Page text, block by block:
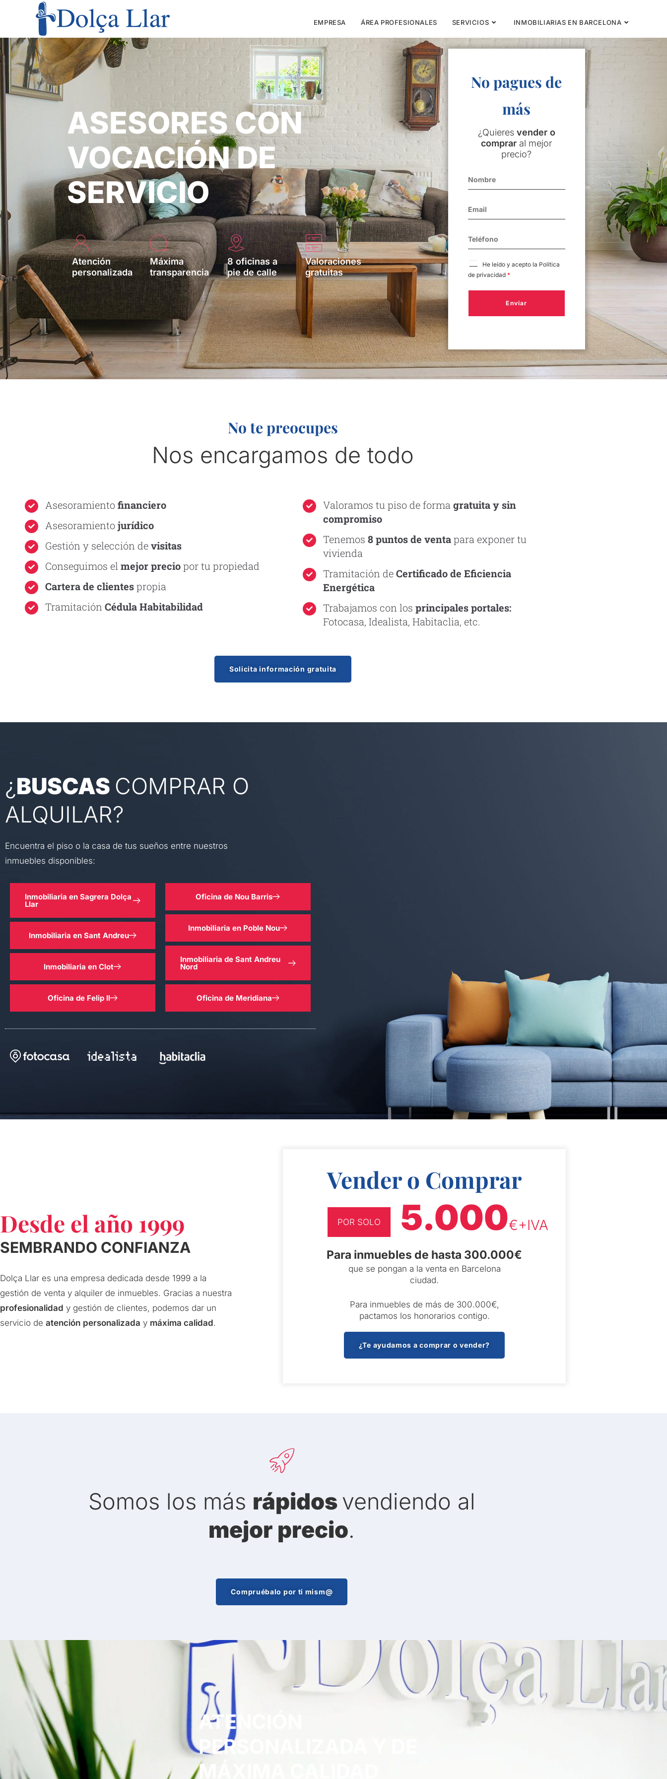
Teléfono: 933 404 114 Email: info@dolcallar.es
EMPRESA ÁREA PROFESIONALES SERVICIOS INMOBILIARIAS EN BARCELONA
ASESORES CON
VOCACIÓN DE
SERVICIO
Atención
personalizada
Máxima
transparencia
8 oficinas a
pie de calle
Valoraciones
gratuitas
No pagues de
más
¿Quieres vender o
comprar al mejor
precio?
He leído y acepto la Política
de privacidad *
Enviar
No te preocupes
Nos encargamos de todo
Asesoramientofinanciero
Asesoramientojurídico
Gestión y selección devisitas
Conseguimos el mejor preciopor tu propiedad
Cartera de clientespropia
Tramitación Cédula Habitabilidad
Valoramos tu piso de forma gratuita y sin
compromiso
Tenemos 8 puntos de ventapara exponer tu
vivienda
Tramitación deCertificado de Eficiencia
Energética
Trabajamos con los principales portales:
Fotocasa, Idealista, Habitaclia, etc.
Solicita información gratuita
¿BUSCAS COMPRAR O
ALQUILAR?
Encuentra el piso o la casa de tus sueños entre nuestros
inmuebles disponibles:
Inmobiliaria en Sagrera Dolça
Llar
Inmobiliaria en Sant Andreu
Inmobiliaria en Clot
Oficina de Felip II
Oficina de Nou Barris
Inmobiliaria en Poble Nou
Inmobiliaria de Sant Andreu
Nord
Oficina de Meridiana
Desde el año 1999
SEMBRANDO CONFIANZA
Dolça Llar es una empresa dedicada desde 1999 a la
gestión de venta y alquiler de inmuebles. Gracias a nuestra
profesionalidad y gestión de clientes, podemos dar un
servicio de atención personalizada y máxima calidad.
Vender o Comprar
POR SOLO 5.000€+IVA
Para inmuebles de hasta 300.000€
que se pongan a la venta en Barcelona
ciudad.
Para inmuebles de más de 300.000€,
pactamos los honorarios contigo.
¿Te ayudamos a comprar o vender?
Somos los más rápidosvendiendo al
mejor precio.
Compruébalo por ti mism@
ATENCIÓN
PERSONALIZADA Y DE
MÁXIMA CALIDAD